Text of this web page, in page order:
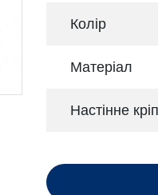
Колір
Матеріал
Настінне